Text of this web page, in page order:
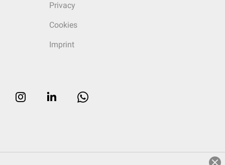
Privacy
Cookies
Imprint